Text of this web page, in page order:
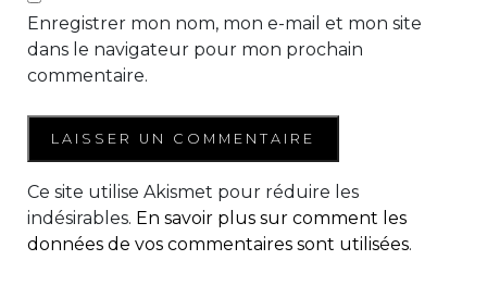
Enregistrer mon nom, mon e-mail et mon site
dans le navigateur pour mon prochain
commentaire.
Ce site utilise Akismet pour réduire les
indésirables. En savoir plus sur comment les
données de vos commentaires sont utilisées.